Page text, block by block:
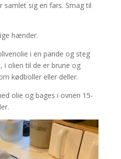
samlet sig en fars. Smag til
hænder.
i en pande og steg
i olien til de er brune og
kødboller eller deller.
olie og bages i ovnen 15-